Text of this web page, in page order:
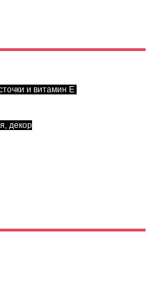
и витамин Е
декор